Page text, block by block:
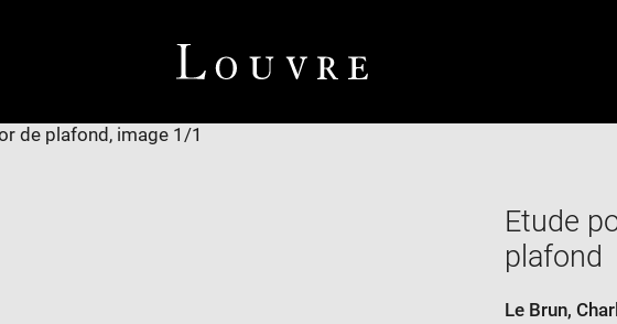
Etude
plafond
Le Brun,